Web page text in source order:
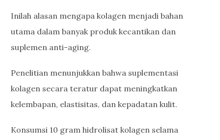
Inilah alasan mengapa kolagen menjadi bahan
utama dalam banyak produk kecantikan dan
suplemen anti-aging.
Penelitian menunjukkan bahwa suplementasi
kolagen secara teratur dapat meningkatkan
kelembapan, elastisitas, dan kepadatan kulit.
Konsumsi 10 gram hidrolisat kolagen selama